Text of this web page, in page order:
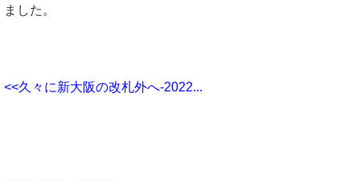
ました。
<<久々に新大阪の改札外へ-2022...